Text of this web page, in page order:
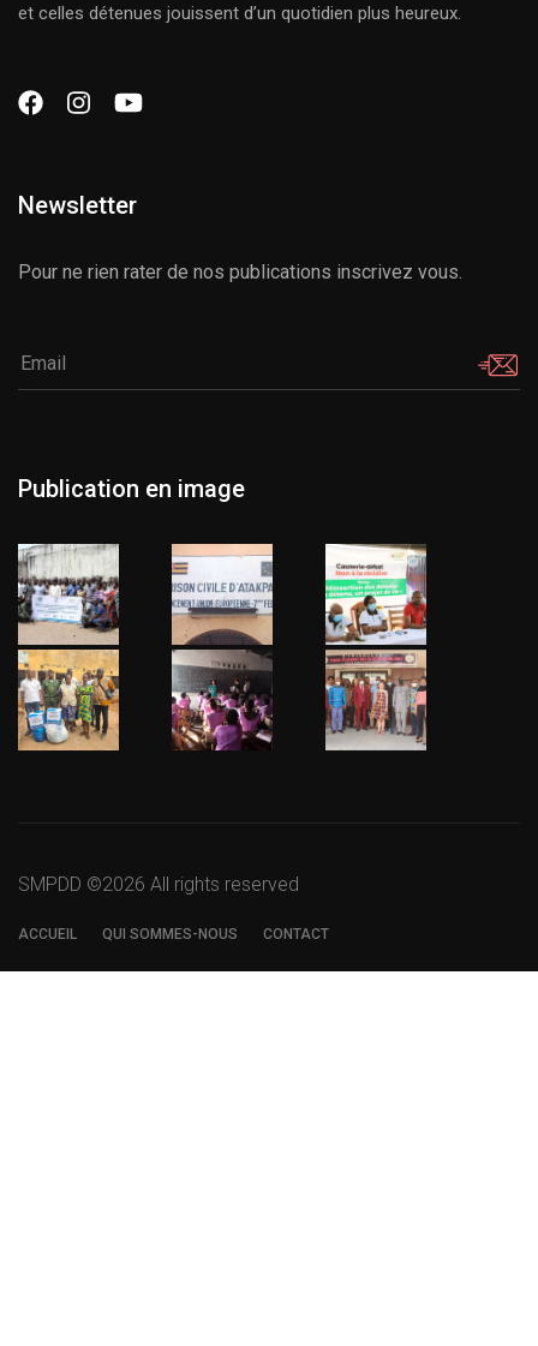
et celles détenues jouissent d’un quotidien plus heureux.
Newsletter
Pour ne rien rater de nos publications inscrivez vous.
Publication en image
SMPDD ©2026 All rights reserved
ACCUEIL QUI SOMMES-NOUS CONTACT